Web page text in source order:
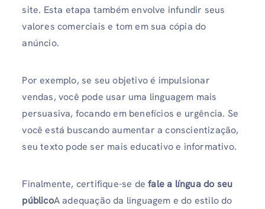
site. Esta etapa também envolve infundir seus
valores comerciais e tom em sua cópia do
anúncio.
Por exemplo, se seu objetivo é impulsionar
vendas, você pode usar uma linguagem mais
persuasiva, focando em benefícios e urgência. Se
você está buscando aumentar a conscientização,
seu texto pode ser mais educativo e informativo.
Finalmente, certifique-se defale a língua do seu
públicoA adequação da linguagem e do estilo do